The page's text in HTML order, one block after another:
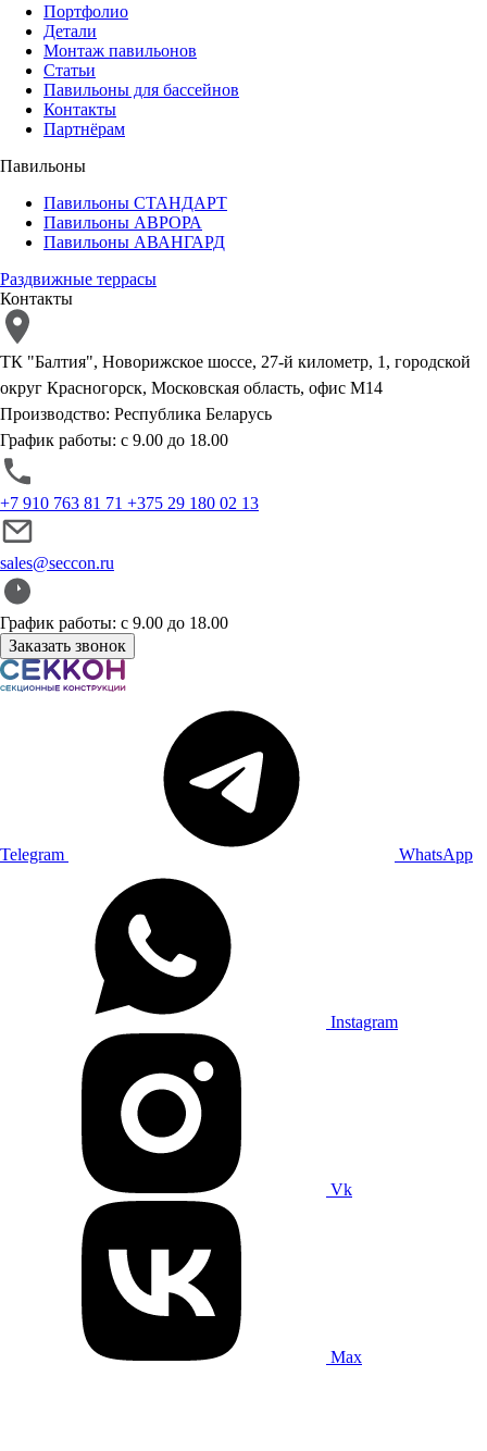
Портфолио
Детали
Монтаж павильонов
Статьи
Павильоны для бассейнов
Контакты
Партнёрам
Павильоны
Павильоны СТАНДАРТ
Павильоны АВРОРА
Павильоны АВАНГАРД
Раздвижные террасы
Контакты
ТК "Балтия", Новорижское шоссе, 27-й километр, 1, городской
округ Красногорск, Московская область, офис М14
Производство: Республика Беларусь
График работы: с 9.00 до 18.00
+7 910 763 81 71 +375 29 180 02 13
sales@seccon.ru
График работы: с 9.00 до 18.00
Заказать звонок
Telegram WhatsApp
Instagram
Vk
Max